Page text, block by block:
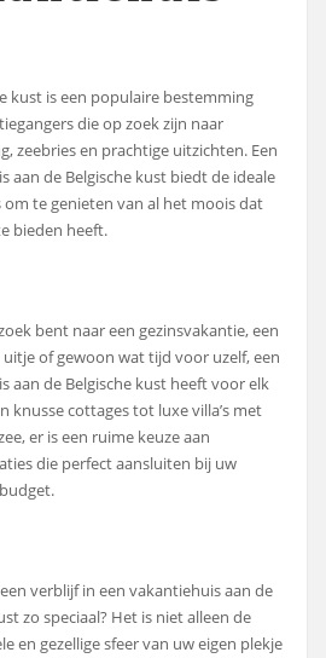
kust is een populaire bestemming
die op zoek zijn naar
zeebries en prachtige uitzichten. Een
aan de Belgische kust biedt de ideale
om te genieten van al het moois dat
bieden heeft.
bent naar een gezinsvakantie, een
of gewoon wat tijd voor uzelf, een
aan de Belgische kust heeft voor elk
knusse cottages tot luxe villa’s met
er is een ruime keuze aan
die perfect aansluiten bij uw
verblijf in een vakantiehuis aan de
zo speciaal? Het is niet alleen de
en gezellige sfeer van uw eigen plekje